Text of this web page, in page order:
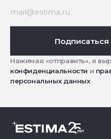
Подписаться
Нажимая «отправить», я
конфиденциальности и
персональных данных